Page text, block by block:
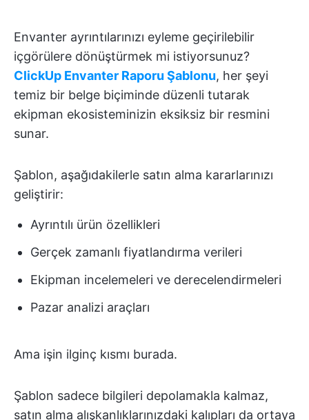
Envanter ayrıntılarınızı eyleme geçirilebilir
içgörülere dönüştürmek mi istiyorsunuz?
ClickUp Envanter Raporu Şablonu, her şeyi
temiz bir belge biçiminde düzenli tutarak
ekipman ekosisteminizin eksiksiz bir resmini
sunar.
Şablon, aşağıdakilerle satın alma kararlarınızı
geliştirir:
Ayrıntılı ürün özellikleri
Gerçek zamanlı fiyatlandırma verileri
Ekipman incelemeleri ve derecelendirmeleri
Pazar analizi araçları
Ama işin ilginç kısmı burada.
Şablon sadece bilgileri depolamakla kalmaz,
satın alma alışkanlıklarınızdaki kalıpları da ortaya